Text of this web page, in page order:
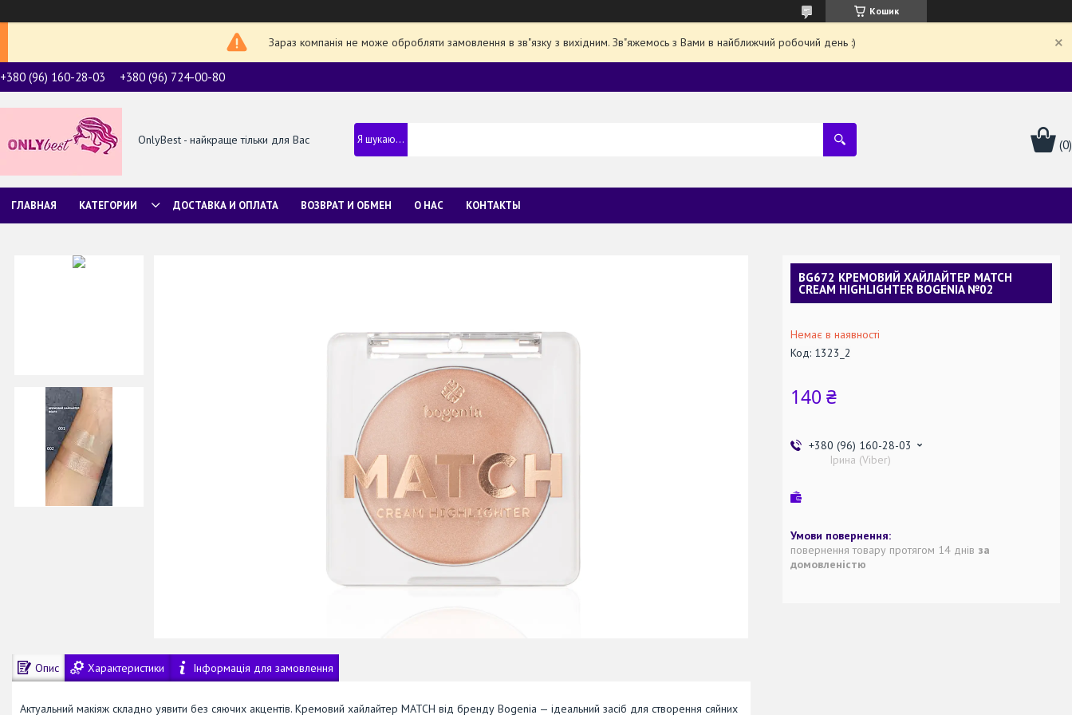
Кошик
Зараз компанія не може обробляти замовлення в зв"язку з вихідним. Зв"яжемось з Вами в найближчий робочий день :)
+380 (96) 160-28-03 +380 (96) 724-00-80
OnlyBest - найкраще тільки для Вас
ГЛАВНАЯ КАТЕГОРИИ ДОСТАВКА И ОПЛАТА ВОЗВРАТ И ОБМЕН О НАС КОНТАКТЫ
Опис Характеристики Інформація для замовлення
Актуальний макіяж складно уявити без сяючих акцентів. Кремовий хайлайтер MATCH від бренду Bogenia — ідеальний засіб для створення сяйних
BG672 КРЕМОВИЙ ХАЙЛАЙТЕР MATCH
CREAM HIGHLIGHTER BOGENIA №02
Немає в наявності
Код: 1323_2
140 ₴
+380 (96) 160-28-03
Ірина (Viber)
повернення товару протягом 14 днів за
домовленістю